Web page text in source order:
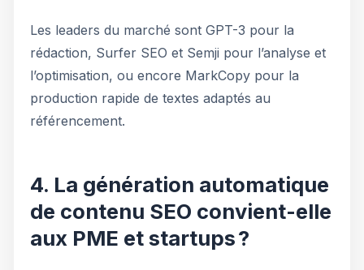
Les leaders du marché sont GPT-3 pour la
rédaction, Surfer SEO et Semji pour l’analyse et
l’optimisation, ou encore MarkCopy pour la
production rapide de textes adaptés au
référencement.
4. La génération automatique
de contenu SEO convient-elle
aux PME et startups ?